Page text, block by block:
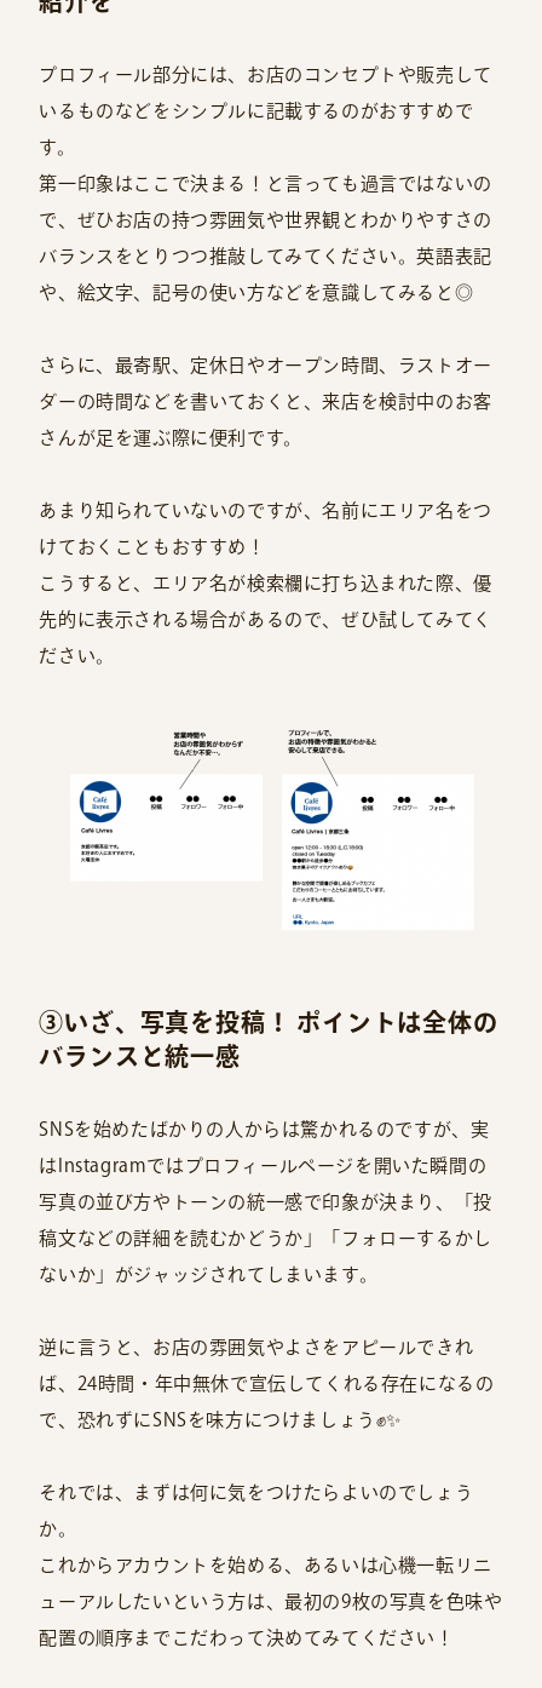
プロフィール部分には、お店のコンセプトや販売して
いるものなどをシンプルに記載するのがおすすめで
す。
第一印象はここで決まる！と言っても過言ではないの
で、ぜひお店の持つ雰囲気や世界観とわかりやすさの
バランスをとりつつ推敲してみてください。英語表記
や、絵文字、記号の使い方などを意識してみると◎
さらに、最寄駅、定休日やオープン時間、ラストオー
ダーの時間などを書いておくと、来店を検討中のお客
さんが足を運ぶ際に便利です。
あまり知られていないのですが、名前にエリア名をつ
けておくこともおすすめ！
こうすると、エリア名が検索欄に打ち込まれた際、優
先的に表示される場合があるので、ぜひ試してみてく
ださい。
③いざ、写真を投稿！ ポイントは全体の
バランスと統一感
SNSを始めたばかりの人からは驚かれるのですが、実
はInstagramではプロフィールページを開いた瞬間の
写真の並び方やトーンの統一感で印象が決まり、「投
稿文などの詳細を読むかどうか」「フォローするかし
ないか」がジャッジされてしまいます。
逆に言うと、お店の雰囲気やよさをアピールできれ
ば、24時間・年中無休で宣伝してくれる存在になるの
で、恐れずにSNSを味方につけましょう✊✨
それでは、まずは何に気をつけたらよいのでしょう
か。
これからアカウントを始める、あるいは心機一転リニ
ューアルしたいという方は、最初の9枚の写真を色味や
配置の順序までこだわって決めてみてください！